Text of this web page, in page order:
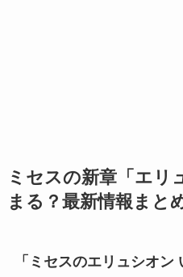
ミセスの新章「エリ
まる？最新情報まと
「ミセスのエリュシオ